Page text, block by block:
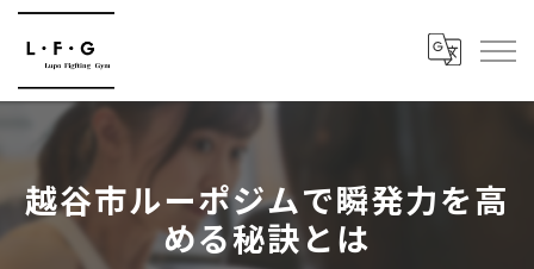
越谷市ルーポジムで瞬発力を高
める秘訣とは